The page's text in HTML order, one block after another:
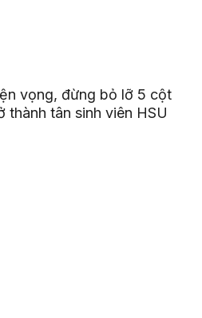
vọng, đừng bỏ lỡ 5 cột
thành tân sinh viên HSU